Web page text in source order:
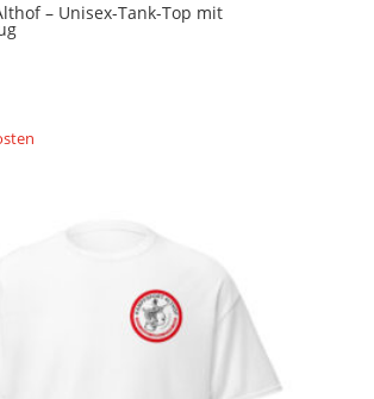
– Unisex-Tank-Top mit